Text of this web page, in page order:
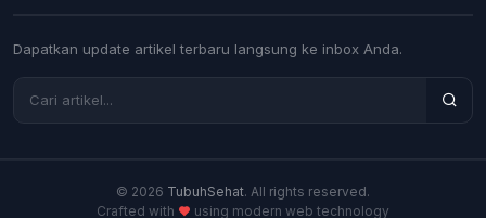
Dapatkan update artikel terbaru langsung ke inbox Anda.
© 2026 TubuhSehat. All rights reserved.
Crafted with
using modern web technology